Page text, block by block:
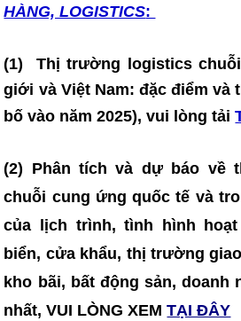
HÀNG, LOGISTICS:
(1)Thị trường logistics
giới và Việt Nam: đặc điểm và
bố vào năm 2025), vui lòng tải
(2) Phân tích và dự báo về
chuỗi cung ứng quốc tế và
của lịch trình, tình hình
biển, cửa khẩu, thị trường
kho bãi, bất động sản, doanh
nhất, VUI LÒNG XEM TẠI ĐÂY